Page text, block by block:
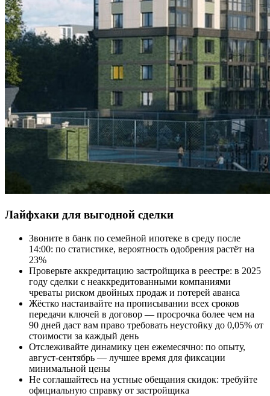
Лайфхаки для выгодной сделки
Звоните в банк по семейной ипотеке в среду после
14:00: по статистике, вероятность одобрения растёт на
23%
Проверьте аккредитацию застройщика в реестре: в 2025
году сделки с неаккредитованными компаниями
чреваты риском двойных продаж и потерей аванса
Жёстко настаивайте на прописывании всех сроков
передачи ключей в договор — просрочка более чем на
90 дней даст вам право требовать неустойку до 0,05% от
стоимости за каждый день
Отслеживайте динамику цен ежемесячно: по опыту,
август-сентябрь — лучшее время для фиксации
минимальной цены
Не соглашайтесь на устные обещания скидок: требуйте
официальную справку от застройщика